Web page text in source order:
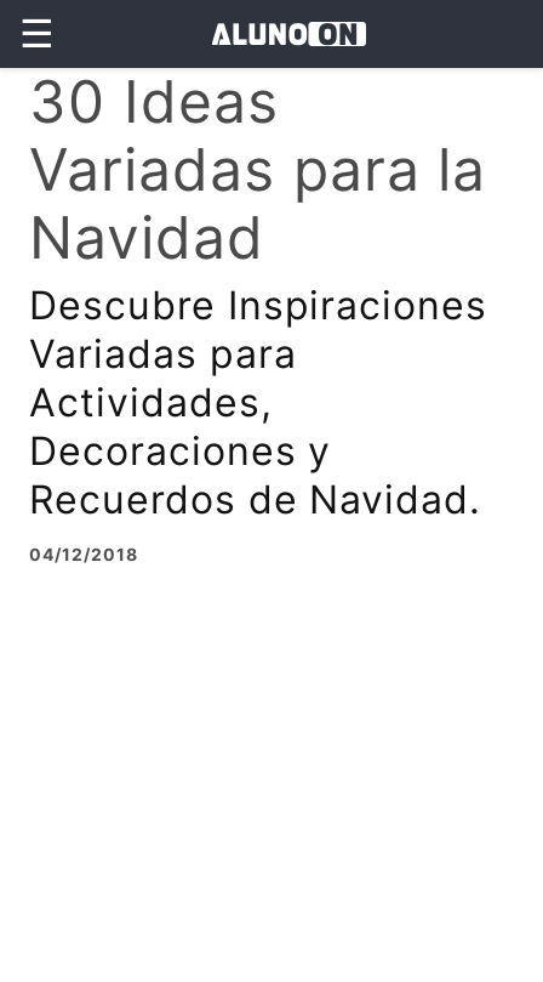
☰
30 Ideas
Variadas para la
Navidad
Descubre Inspiraciones
Variadas para
Actividades,
Decoraciones y
Recuerdos de Navidad.
04/12/2018